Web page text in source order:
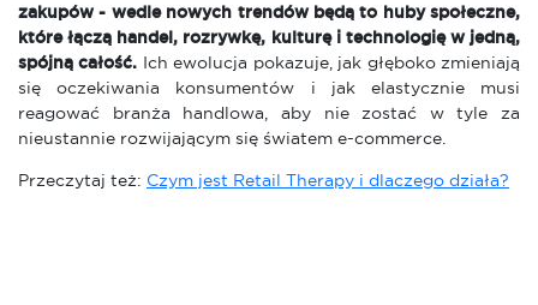
zakupów - wedle nowych trendów będą to huby społeczne,
które łączą handel, rozrywkę, kulturę i technologię w jedną,
spójną całość. Ich ewolucja pokazuje, jak głęboko zmieniają
się oczekiwania konsumentów i jak elastycznie musi
reagować branża handlowa, aby nie zostać w tyle za
nieustannie rozwijającym się światem e-commerce.
Przeczytaj też: Czym jest Retail Therapy i dlaczego działa?